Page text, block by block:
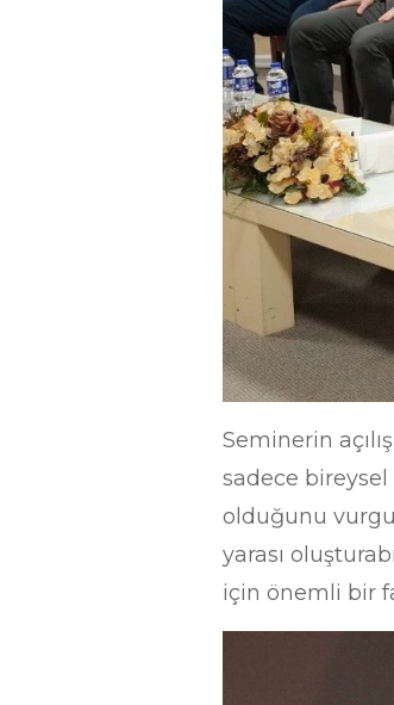
Seminerin
sadece
olduğunu
yarası
için önemli bir